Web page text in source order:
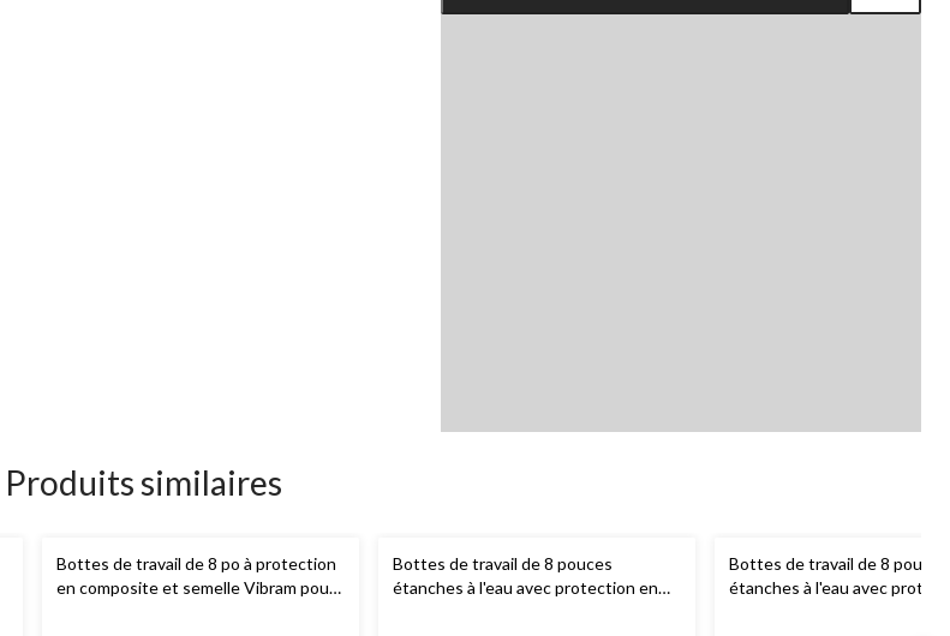
Produits similaires
Bottes de travail de 8 po à protection
en composite et semelle Vibram pour
Bottes de travail de 8 pouces
étanches à l'eau avec protection en
Bottes de travail de 8 pouces
étanches à l'eau avec